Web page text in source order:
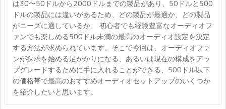
は30〜50ドルから2000ドルまでの製品があり、50ドルと500
ドルの製品には違いがあるため、どの製品が最適か、どの製品
がニーズに適しているか、 初心者でも経験豊富なオーディオフ
ァンでも楽しめる500ドル未満の最高のオーディオ設定を決定
する方法が求められています。そこで今回は、オーディオファ
ンが探求を始める足がかりになる、あるいは現在の構成をアッ
プグレードするために手に入れることができる、500ドル以下
の価格帯で最高のおすすめオーディオセットアップのいくつか
を紹介したいと思います。